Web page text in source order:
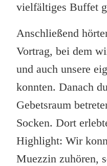
vielfältiges Buffet
Anschließend
Vortrag, bei dem
und auch unsere
konnten. Danach
Gebetsraum
Socken. Dort
Highlight: Wir
Muezzin zuhören,